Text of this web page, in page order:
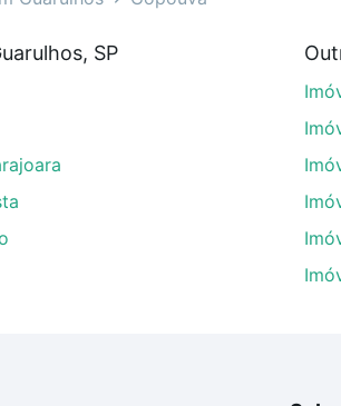
SP que custam a partir de
dúvida dos custos envolvidos no
sonhos com segurança e
SP